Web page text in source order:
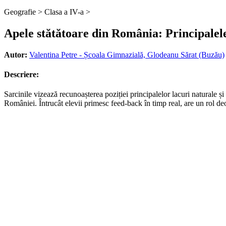
Geografie > Clasa a IV-a >
Apele stătătoare din România:
Autor: Valentina Petre - Școala Gimnazială, Glodeanu Sărat (Buzău)
Descriere:
Sarcinile vizează recunoașterea poziției principalelor lacuri naturale
României. Întrucât elevii primesc feed-back în timp real, are un rol